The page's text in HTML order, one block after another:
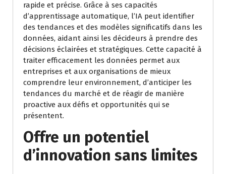
rapide et précise. Grâce à ses capacités
d’apprentissage automatique, l’IA peut identifier
des tendances et des modèles significatifs dans les
données, aidant ainsi les décideurs à prendre des
décisions éclairées et stratégiques. Cette capacité à
traiter efficacement les données permet aux
entreprises et aux organisations de mieux
comprendre leur environnement, d’anticiper les
tendances du marché et de réagir de manière
proactive aux défis et opportunités qui se
présentent.
Offre un potentiel
d’innovation sans limites